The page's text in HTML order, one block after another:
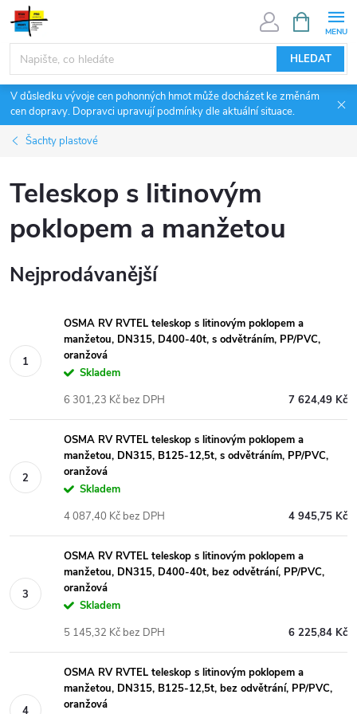
Přejít
obsah
HLEDAT
NÁKUPNÍ
KOŠÍK
V důsledku vývoje cen pohonných hmot může docházet ke změnám
cen dopravy. Dopravci upravují podmínky dle aktuální situace.
Šachty plastové
Teleskop s litinovým
poklopem a manžetou
Nejprodávanější
OSMA RV RVTEL teleskop s litinovým poklopem a
manžetou, DN315, D400-40t, s odvětráním, PP/PVC,
oranžová
Skladem
7 624,49 Kč
6 301,23 Kč bez DPH
OSMA RV RVTEL teleskop s litinovým poklopem a
manžetou, DN315, B125-12,5t, s odvětráním, PP/PVC,
oranžová
Skladem
4 945,75 Kč
4 087,40 Kč bez DPH
OSMA RV RVTEL teleskop s litinovým poklopem a
manžetou, DN315, D400-40t, bez odvětrání, PP/PVC,
oranžová
Skladem
6 225,84 Kč
5 145,32 Kč bez DPH
OSMA RV RVTEL teleskop s litinovým poklopem a
manžetou, DN315, B125-12,5t, bez odvětrání, PP/PVC,
oranžová